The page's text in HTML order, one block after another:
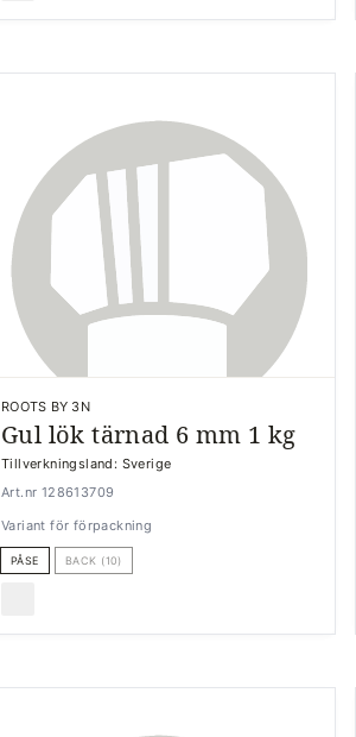
ROOTS BY 3N
Gul lök tärnad 6 mm 1 kg
Tillverkningsland: Sverige
Art.nr 128613709
Variant för förpackning
PÅSE BACK (10)